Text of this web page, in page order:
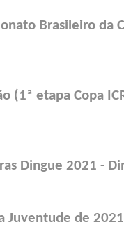
Brasileiro da
(1ª etapa Copa
Dingue 2021 -
de